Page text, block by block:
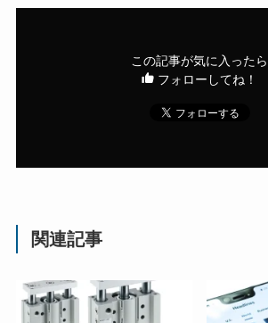
この記事が気に入ったら
フォローしてね！
関連記事